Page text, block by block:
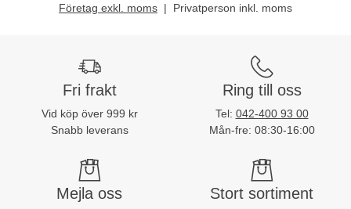
Företag exkl. moms Privatperson inkl. moms
Fri frakt
Vid köp över 999 kr
Snabb leverans
Ring till oss
Tel: 042-400 93 00
Mån-fre: 08:30-16:00
Mejla oss Stort sortiment